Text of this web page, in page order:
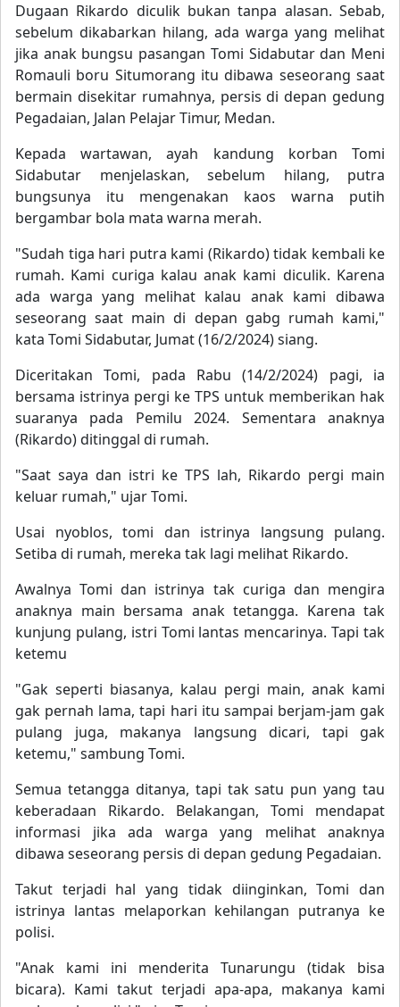
Dugaan Rikardo diculik bukan tanpa alasan. Sebab,
sebelum dikabarkan hilang, ada warga yang melihat
jika anak bungsu pasangan Tomi Sidabutar dan Meni
Romauli boru Situmorang itu dibawa seseorang saat
bermain disekitar rumahnya, persis di depan gedung
Pegadaian, Jalan Pelajar Timur, Medan.
Kepada wartawan, ayah kandung korban Tomi
Sidabutar menjelaskan, sebelum hilang, putra
bungsunya itu mengenakan kaos warna putih
bergambar bola mata warna merah.
"Sudah tiga hari putra kami (Rikardo) tidak kembali ke
rumah. Kami curiga kalau anak kami diculik. Karena
ada warga yang melihat kalau anak kami dibawa
seseorang saat main di depan gabg rumah kami,"
kata Tomi Sidabutar, Jumat (16/2/2024) siang.
Diceritakan Tomi, pada Rabu (14/2/2024) pagi, ia
bersama istrinya pergi ke TPS untuk memberikan hak
suaranya pada Pemilu 2024. Sementara anaknya
(Rikardo) ditinggal di rumah.
"Saat saya dan istri ke TPS lah, Rikardo pergi main
keluar rumah," ujar Tomi.
Usai nyoblos, tomi dan istrinya langsung pulang.
Setiba di rumah, mereka tak lagi melihat Rikardo.
Awalnya Tomi dan istrinya tak curiga dan mengira
anaknya main bersama anak tetangga. Karena tak
kunjung pulang, istri Tomi lantas mencarinya. Tapi tak
ketemu
"Gak seperti biasanya, kalau pergi main, anak kami
gak pernah lama, tapi hari itu sampai berjam-jam gak
pulang juga, makanya langsung dicari, tapi gak
ketemu," sambung Tomi.
Semua tetangga ditanya, tapi tak satu pun yang tau
keberadaan Rikardo. Belakangan, Tomi mendapat
informasi jika ada warga yang melihat anaknya
dibawa seseorang persis di depan gedung Pegadaian.
Takut terjadi hal yang tidak diinginkan, Tomi dan
istrinya lantas melaporkan kehilangan putranya ke
polisi.
"Anak kami ini menderita Tunarungu (tidak bisa
bicara). Kami takut terjadi apa-apa, makanya kami